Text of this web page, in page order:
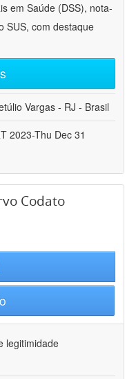
em Saúde (DSS), nota-
SUS, com destaque
Vargas - RJ - Brasil
2023-Thu Dec 31
Codato
legitimidade